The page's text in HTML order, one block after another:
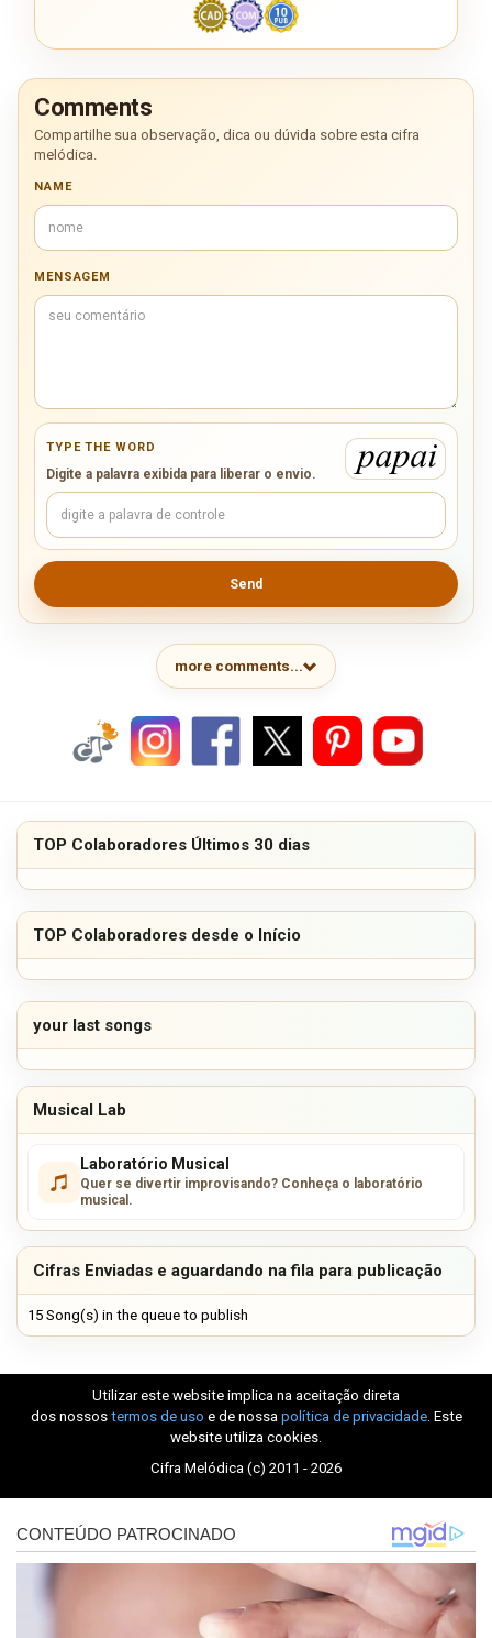
Comments
Compartilhe sua observação, dica ou dúvida sobre esta cifra
melódica.
NAME
MENSAGEM
TYPE THE WORD
Digite a palavra exibida para liberar o envio.
Send
more comments...
TOP Colaboradores Últimos 30 dias
TOP Colaboradores desde o Início
your last songs
Musical Lab
Laboratório Musical
Quer se divertir improvisando? Conheça o laboratório
musical.
Cifras Enviadas e aguardando na fila para publicação
15 Song(s) in the queue to publish
Utilizar este website implica na aceitação direta
dos nossos termos de uso e de nossa política de privacidade. Este
website utiliza cookies.
Cifra Melódica (c) 2011 - 2026